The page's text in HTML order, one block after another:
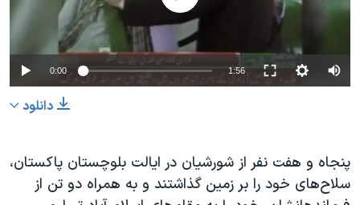
فرهنگ و زندگی
حقوق شهروندی
اقتصادی
گالری عکس
آرشیو پخش زنده
انتخابات ریاست جمهوری آمریکا ۲۰۲۴
حمله جمهوری اسلامی به اسرائیل
اعتراضات زن، زندگی، آزادی
مجموعه مستندهای دادخواهی
دنبال کنید
0:00 1:56
دانلود
پنجاه و هفت نفر از شورشیان در ایالت بلوچستان پاکستان،
سلاح‌های خود را بر زمین گذاشتند و به همراه دو تن از